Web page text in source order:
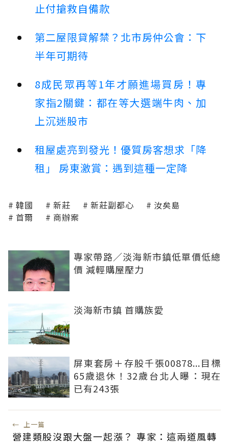
止付搶救自備款
第二屋限貸解禁？北市房仲公會：下
半年可期待
8成民眾再等1年才願進場買房！專
家指2關鍵：都在等大選端牛肉、加
上沉迷股市
租屋處亮到發光！優質房客想求「降
租」 房東激賞：遇到這種一定降
韓國 新莊 新莊副都心
汝矣島
首爾
商辦案
專家帶路／淡海新市鎮低單價低總
價 減輕購屋壓力
淡海新市鎮 首購族愛
屏東套房＋存股千張00878...目標
65歲退休！32歲台北人曝：現在
已有243張
← 上一篇
營建類股沒跟大盤一起漲？ 專家：這兩道風轉